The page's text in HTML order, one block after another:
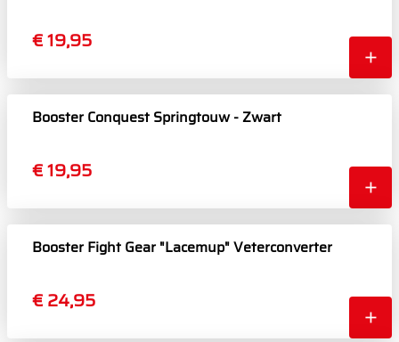
€ 19,95
Booster Conquest Springtouw - Zwart
€ 19,95
Booster Fight Gear "Lacemup" Veterconverter
€ 24,95